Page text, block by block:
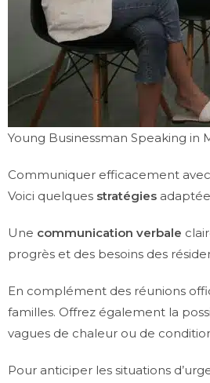
Young Businessman Speaking in
Communiquer efficacement
Voici quelques stratégies
Une communication verbale
progrès et des besoins des
En complément des réunions
familles. Offrez également la
vagues de chaleur ou de
Pour anticiper les situations